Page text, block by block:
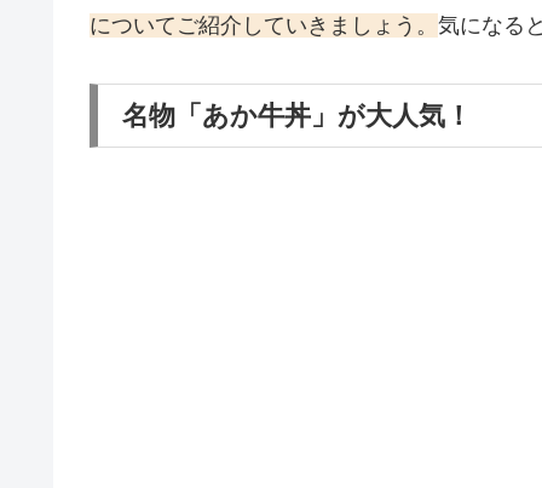
についてご紹介していきましょう。 気になる
名物「あか牛丼」が大人気！